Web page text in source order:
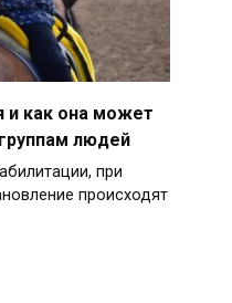
и как она может
людей
при
происходят